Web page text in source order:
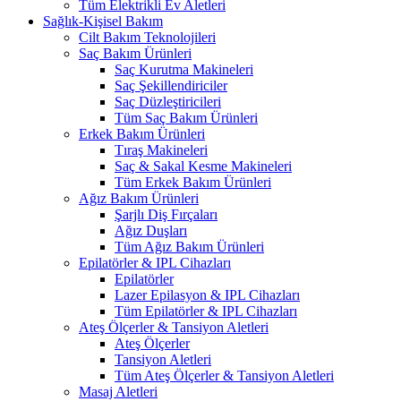
Tüm Elektrikli Ev Aletleri
Sağlık-Kişisel Bakım
Cilt Bakım Teknolojileri
Saç Bakım Ürünleri
Saç Kurutma Makineleri
Saç Şekillendiriciler
Saç Düzleştiricileri
Tüm Saç Bakım Ürünleri
Erkek Bakım Ürünleri
Tıraş Makineleri
Saç & Sakal Kesme Makineleri
Tüm Erkek Bakım Ürünleri
Ağız Bakım Ürünleri
Şarjlı Diş Fırçaları
Ağız Duşları
Tüm Ağız Bakım Ürünleri
Epilatörler & IPL Cihazları
Epilatörler
Lazer Epilasyon & IPL Cihazları
Tüm Epilatörler & IPL Cihazları
Ateş Ölçerler & Tansiyon Aletleri
Ateş Ölçerler
Tansiyon Aletleri
Tüm Ateş Ölçerler & Tansiyon Aletleri
Masaj Aletleri